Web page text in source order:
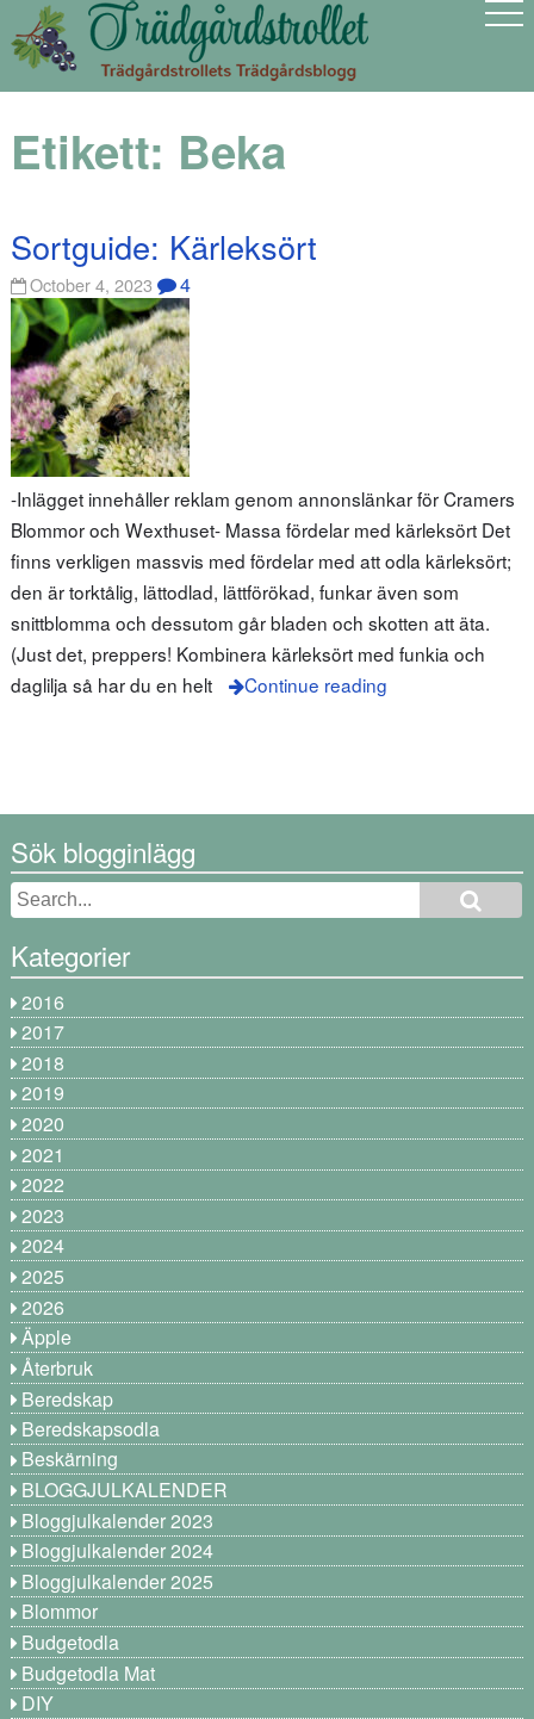
Etikett: Beka
Sortguide: Kärleksört
October 4, 2023 4
-Inlägget innehåller reklam genom annonslänkar för Cramers
Blommor och Wexthuset- Massa fördelar med kärleksört Det
finns verkligen massvis med fördelar med att odla kärleksört;
den är torktålig, lättodlad, lättförökad, funkar även som
snittblomma och dessutom går bladen och skotten att äta.
(Just det, preppers! Kombinera kärleksört med funkia och
daglilja så har du en helt
Continue reading
Sök blogginlägg
Kategorier
2016
2017
2018
2019
2020
2021
2022
2023
2024
2025
2026
Äpple
Återbruk
Beredskap
Beredskapsodla
Beskärning
BLOGGJULKALENDER
Bloggjulkalender 2023
Bloggjulkalender 2024
Bloggjulkalender 2025
Blommor
Budgetodla
Budgetodla Mat
DIY